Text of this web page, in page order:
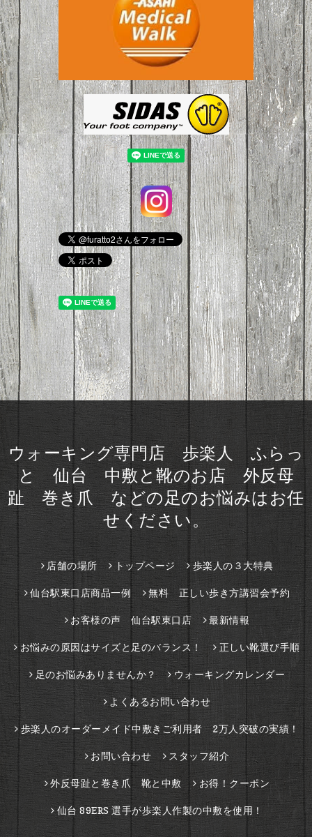
ウォーキング専門店 歩楽人 ふらっ
と 仙台 中敷と靴のお店 外反母
趾 巻き爪 などの足のお悩みはお任
せください。
店舗の場所 トップページ 歩楽人の３大特典
仙台駅東口店商品一例 無料 正しい歩き方講習会予約
お客様の声 仙台駅東口店 最新情報
お悩みの原因はサイズと足のバランス！ 正しい靴選び手順
足のお悩みありませんか？ ウォーキングカレンダー
よくあるお問い合わせ
歩楽人のオーダーメイド中敷きご利用者 2万人突破の実績！
お問い合わせ スタッフ紹介
外反母趾と巻き爪 靴と中敷 お得！クーポン
仙台 89ERS 選手が歩楽人作製の中敷を使用！